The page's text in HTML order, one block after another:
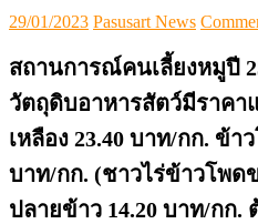
Posted
29/01/2023 Author
Pasusart News
สถานการณ์คนเลี้ยงหมูปี
วัตถุดิบอาหารสัตว์มีราคา
เหลือง 23.40 บาท/กก. ข้า
บาท/กก. (ชาวไร่ข้าวโพด
ปลายข้าว 14.20 บาท/กก